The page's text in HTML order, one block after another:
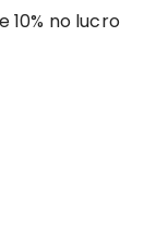
10% no lucro